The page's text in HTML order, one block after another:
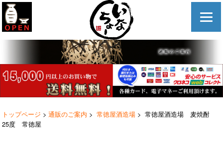
トップページ > 通販のご案内 > 常徳屋酒造場 > 常徳屋酒造場 麦焼酎
25度 常徳屋